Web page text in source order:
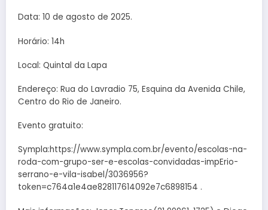
Data: 10 de agosto de 2025.
Horário: 14h
Local: Quintal da Lapa
Endereço: Rua do Lavradio 75, Esquina da Avenida Chile,
Centro do Rio de Janeiro.
Evento gratuito:
Sympla:https://www.sympla.com.br/evento/escolas-na-
roda-com-grupo-ser-e-escolas-convidadas-impErio-
serrano-e-vila-isabel/3036956?
token=c764a1e4ae828117614092e7c6898154 .